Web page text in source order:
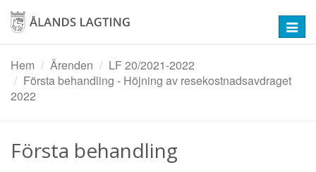
Hoppa
huvudinnehåll
Hem
Ärenden
LF 20/2021-2022
Första behandling - Höjning av resekostnadsavdraget
2022
Första behandling